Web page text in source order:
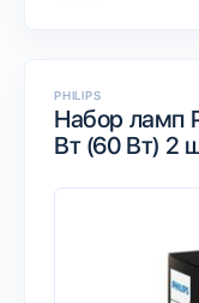
PHILIPS
Набор ламп
Вт (60 Вт) 2